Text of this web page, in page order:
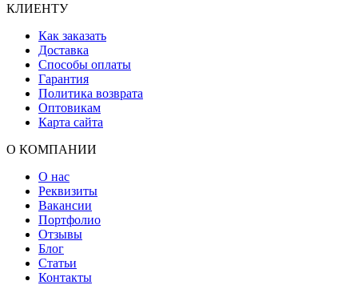
КЛИЕНТУ
Как заказать
Доставка
Способы оплаты
Гарантия
Политика возврата
Оптовикам
Карта сайта
О КОМПАНИИ
О нас
Реквизиты
Вакансии
Портфолио
Отзывы
Блог
Статьи
Контакты